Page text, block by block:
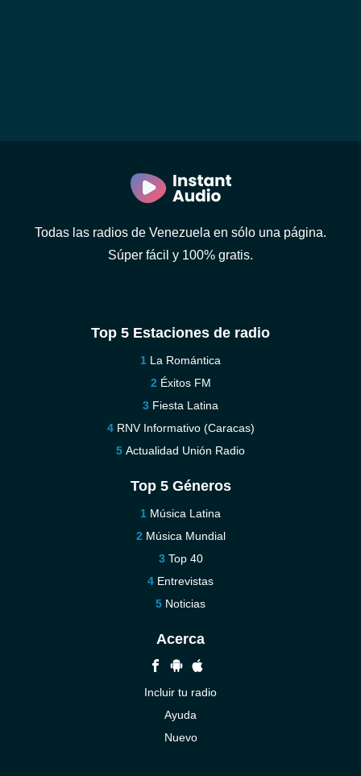
Todas las radios de Venezuela en sólo una página.
Súper fácil y 100% gratis.
Top 5 Estaciones de radio
La Romántica
Éxitos FM
Fiesta Latina
RNV Informativo (Caracas)
Actualidad Unión Radio
Top 5 Géneros
Música Latina
Música Mundial
Top 40
Entrevistas
Noticias
Acerca
Incluir tu radio
Ayuda
Nuevo